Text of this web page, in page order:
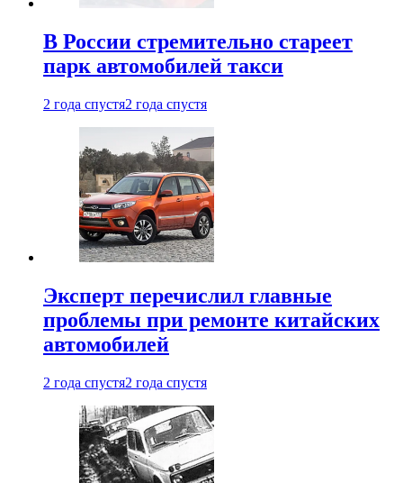
В России стремительно стареет
парк автомобилей такси
2 года спустя2 года спустя
Эксперт перечислил главные
проблемы при ремонте китайских
автомобилей
2 года спустя2 года спустя